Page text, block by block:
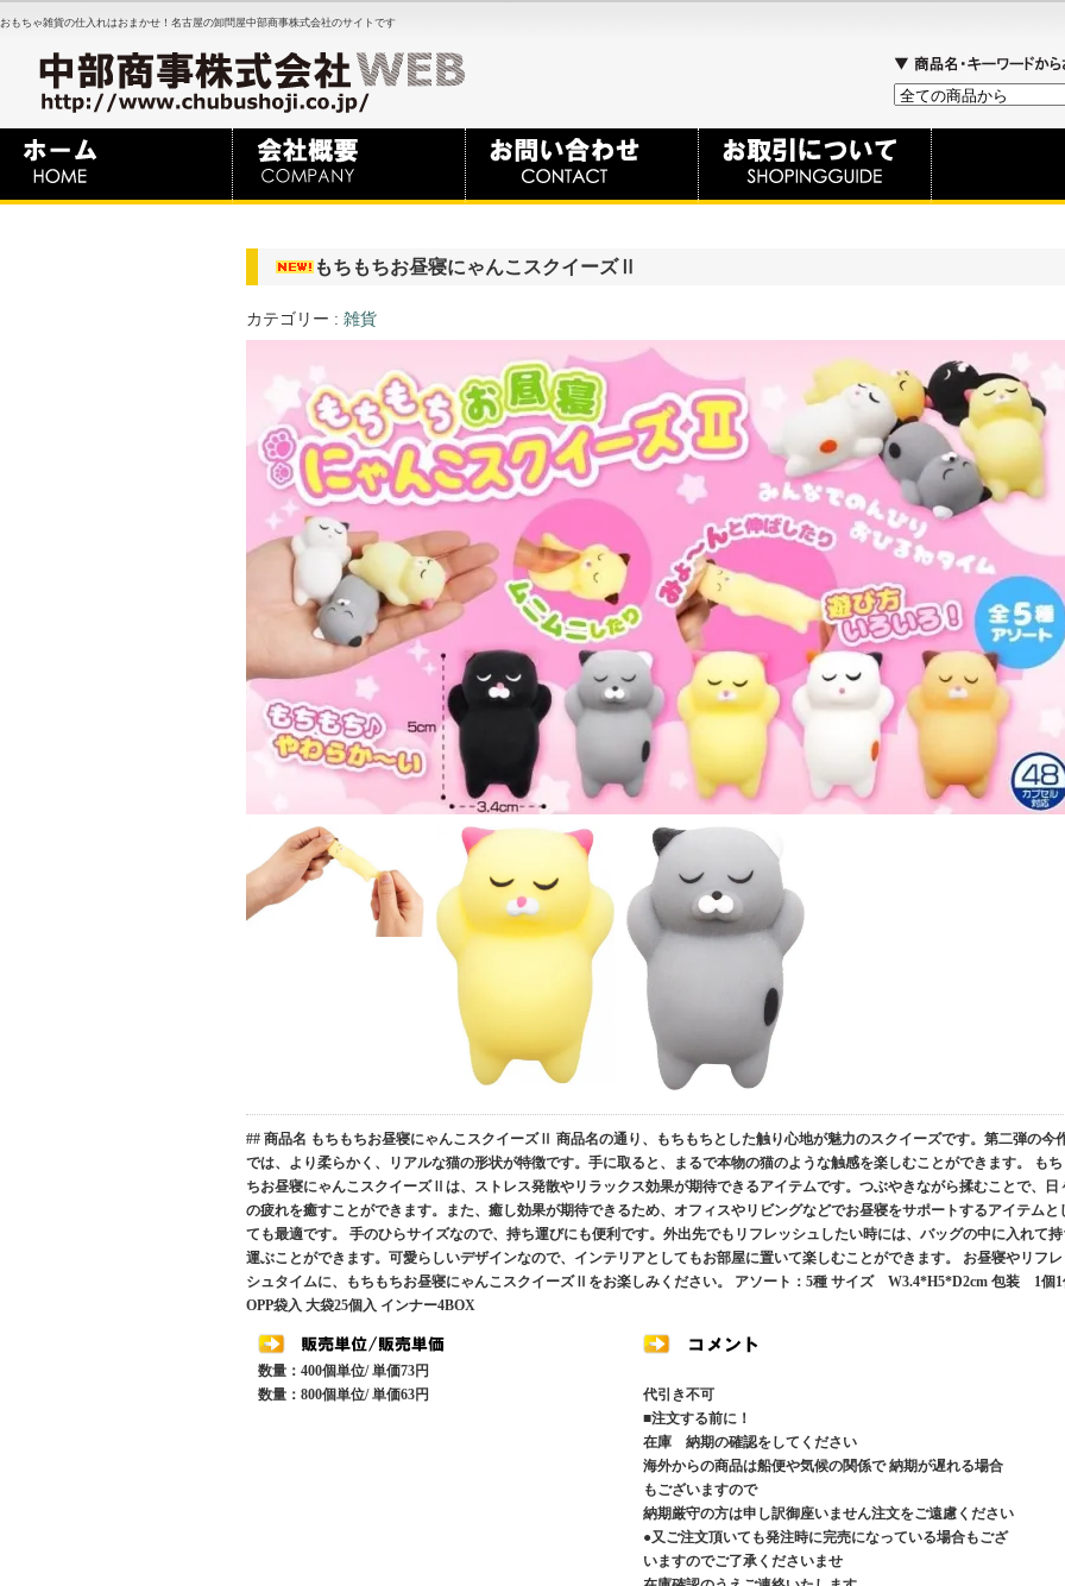
おもちゃ雑貨の仕入れはおまかせ！名古屋の卸問屋中部商事株式会社のサイトです
もちもちお昼寝にゃんこスクイーズⅡ
カテゴリー : 雑貨
## 商品名 もちもちお昼寝にゃんこスクイーズⅡ 商品名の通り、もちもちとした触り心地が魅力のスクイーズです。第二弾の今
では、より柔らかく、リアルな猫の形状が特徴です。手に取ると、まるで本物の猫のような触感を楽しむことができます。 も
ちお昼寝にゃんこスクイーズⅡは、ストレス発散やリラックス効果が期待できるアイテムです。つぶやきながら揉むことで、日
の疲れを癒すことができます。また、癒し効果が期待できるため、オフィスやリビングなどでお昼寝をサポートするアイテムと
ても最適です。 手のひらサイズなので、持ち運びにも便利です。外出先でもリフレッシュしたい時には、バッグの中に入れて
運ぶことができます。可愛らしいデザインなので、インテリアとしてもお部屋に置いて楽しむことができます。 お昼寝やリフ
シュタイムに、もちもちお昼寝にゃんこスクイーズⅡをお楽しみください。 アソート：5種 サイズ W3.4*H5*D2cm 包装 1個1
OPP袋入 大袋25個入 インナー4BOX
数量：400個単位/ 単価73円
数量：800個単位/ 単価63円
代引き不可
■注文する前に！
在庫 納期の確認をしてください
海外からの商品は船便や気候の関係で 納期が遅れる場合
もございますので
納期厳守の方は申し訳御座いません注文をご遠慮ください
●又ご注文頂いても発注時に完売になっている場合もござ
いますのでご了承くださいませ